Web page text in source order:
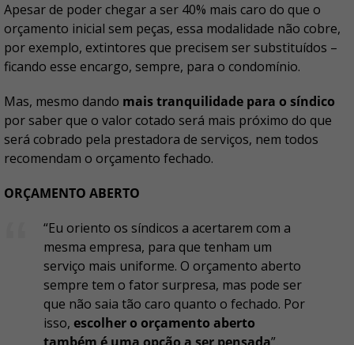
Apesar de poder chegar a ser 40% mais caro do que o
orçamento inicial sem peças, essa modalidade não cobre,
por exemplo, extintores que precisem ser substituídos –
ficando esse encargo, sempre, para o condomínio.
Mas, mesmo dando mais tranquilidade para o síndico
por saber que o valor cotado será mais próximo do que
será cobrado pela prestadora de serviços, nem todos
recomendam o orçamento fechado.
ORÇAMENTO ABERTO
“Eu oriento os síndicos a acertarem com a
mesma empresa, para que tenham um
serviço mais uniforme. O orçamento aberto
sempre tem o fator surpresa, mas pode ser
que não saia tão caro quanto o fechado. Por
isso, escolher o orçamento aberto